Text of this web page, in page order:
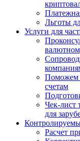
Льготы
Услуги для
Поможем
счетам
Чек-лист
для
Расчет